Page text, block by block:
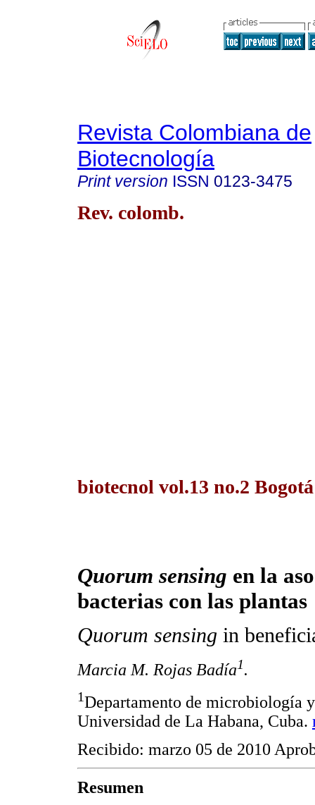
Revista Colombiana de
Biotecnología
Print version ISSN 0123-3475
Rev. colomb.
biotecnol vol.13 no.2
Quorum sensing en la
bacterias con las plantas
Quorum sensing in
Marcia M. Rojas Badía1.
1Departamento de microbiología
Universidad de La Habana, Cuba.
Recibido: marzo 05 de 2010
Resumen